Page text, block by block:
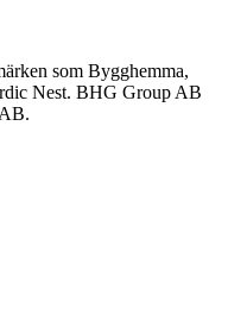
som Bygghemma,
Nest. BHG Group AB